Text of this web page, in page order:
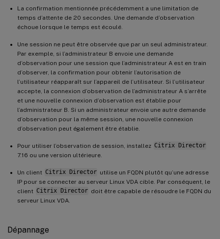
La confirmation mentionnée précédemment a une limitation de
temps d’attente de 20 secondes. Une demande d’observation
échoue lorsque le temps est écoulé.
Une session ne peut être observée que par un seul administrateur.
Par exemple, si l’administrateur B envoie une demande
d’observation pour une session que l’administrateur A est en train
d’observer, la confirmation pour obtenir l’autorisation de
l’utilisateur réapparaît sur l’appareil de l’utilisateur. Si l’utilisateur
accepte, la connexion d’observation de l’administrateur A s’arrête
et une nouvelle connexion d’observation est établie pour
l’administrateur B. Si un administrateur envoie une autre demande
d’observation pour la même session, une nouvelle connexion
d’observation peut également être établie.
Pour utiliser l’observation de session, installez Citrix Director
7.16 ou une version ultérieure.
Un client Citrix Director utilise un FQDN plutôt qu’une adresse
IP pour se connecter au serveur Linux VDA cible. Par conséquent, le
client Citrix Director doit être capable de résoudre le FQDN du
serveur Linux VDA.
Dépannage